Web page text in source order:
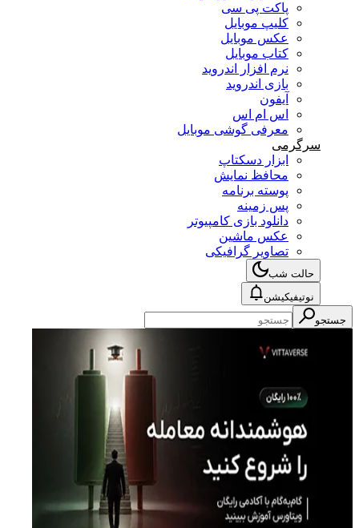
پاکت پی سی
کلیپ موبایل
عکس موبایل
کتاب موبایل
نرم افزار اندروید
بازی اندروید
آیفون
اس ام اس
معرفی گوشی موبایل
سرگرمی
ابزار دسکتاپ
محافظ نمایش
پوسته برنامه
پس زمینه
دانلود بازی کامپیوتر
عکس ماشین
تصاویر گرافیکی
حالت شب
نوتیفیکیشن
جستجو